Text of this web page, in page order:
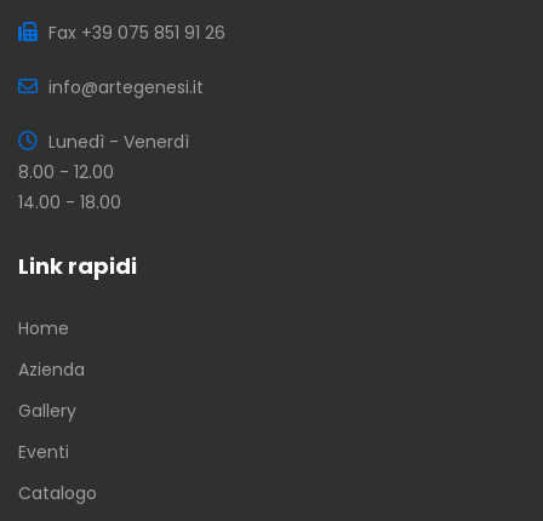
Fax +39 075 851 91 26
info@artegenesi.it
Lunedì - Venerdì
8.00 - 12.00
14.00 - 18.00
Link rapidi
Home
Azienda
Gallery
Eventi
Catalogo